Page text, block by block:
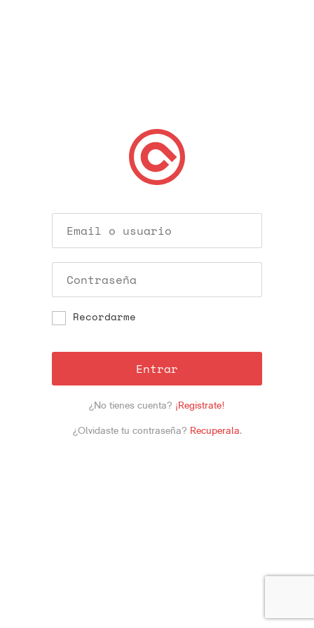
Recordarme
Entrar
¿No tienes cuenta? ¡Registrate!
¿Olvidaste tu contraseña? Recuperala.